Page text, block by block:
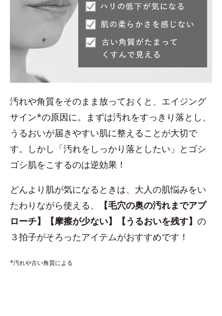
汚れや角質をそのまま放っておくと、エイジング
サイン*の原因に。まずは汚れをすっきり落とし、
うるおいが届きやすい肌に整えることが大切で
す。しかし「汚れをしっかり落としたい」とゴシ
ゴシ肌をこするのは逆効果！
どんより肌が気になるときは、大人の肌悩みをい
たわりながら使える、
【毛穴の奥の汚れまでアプ
ローチ】【摩擦が少ない】【うるおいを残す】 の
３拍子がそろったアイテムがおすすめです！
*汚れや古い角質による